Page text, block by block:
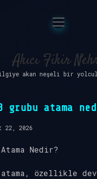
Anasayfa
Gizlilik
Yasal Uyarı
menüyü
aç
Akıcı Fikir
akan neşeli bir
grubu atama
22, 2026
Nedir?
atama, özellikle